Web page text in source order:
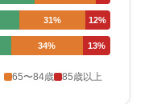
31% 12%
34% 13%
65〜84歳 85歳以上